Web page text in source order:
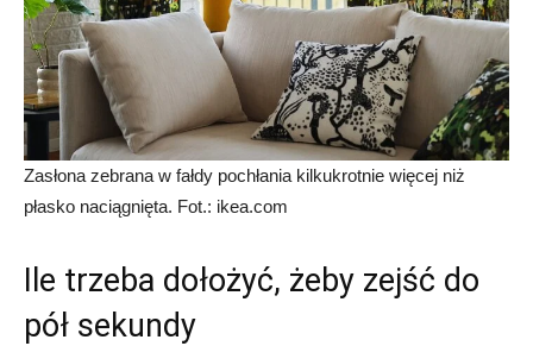
Zasłona zebrana w fałdy pochłania kilkukrotnie więcej niż
płasko naciągnięta. Fot.: ikea.com
Ile trzeba dołożyć, żeby zejść do
pół sekundy